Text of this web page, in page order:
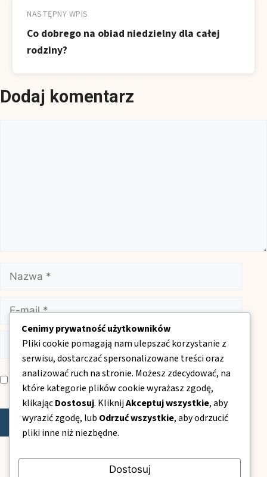
NASTĘPNY WPIS
Co dobrego na obiad niedzielny dla całej
rodziny?
Dodaj komentarz
Nazwa
mail
Witryna
internetowa
Zapamiętaj moje dane w tej przeglądarce podczas pisania
kolejnych komentarzy.
Cenimy prywatność użytkowników
Pliki cookie pomagają nam ulepszać korzystanie z
serwisu, dostarczać spersonalizowane treści oraz
analizować ruch na stronie. Możesz zdecydować, na
które kategorie plików cookie wyrażasz zgodę,
klikającDostosuj. KliknijAkceptuj wszystkie, aby
wyrazić zgodę, lub Odrzuć wszystkie, aby odrzucić
pliki inne niż niezbędne.
Dostosuj